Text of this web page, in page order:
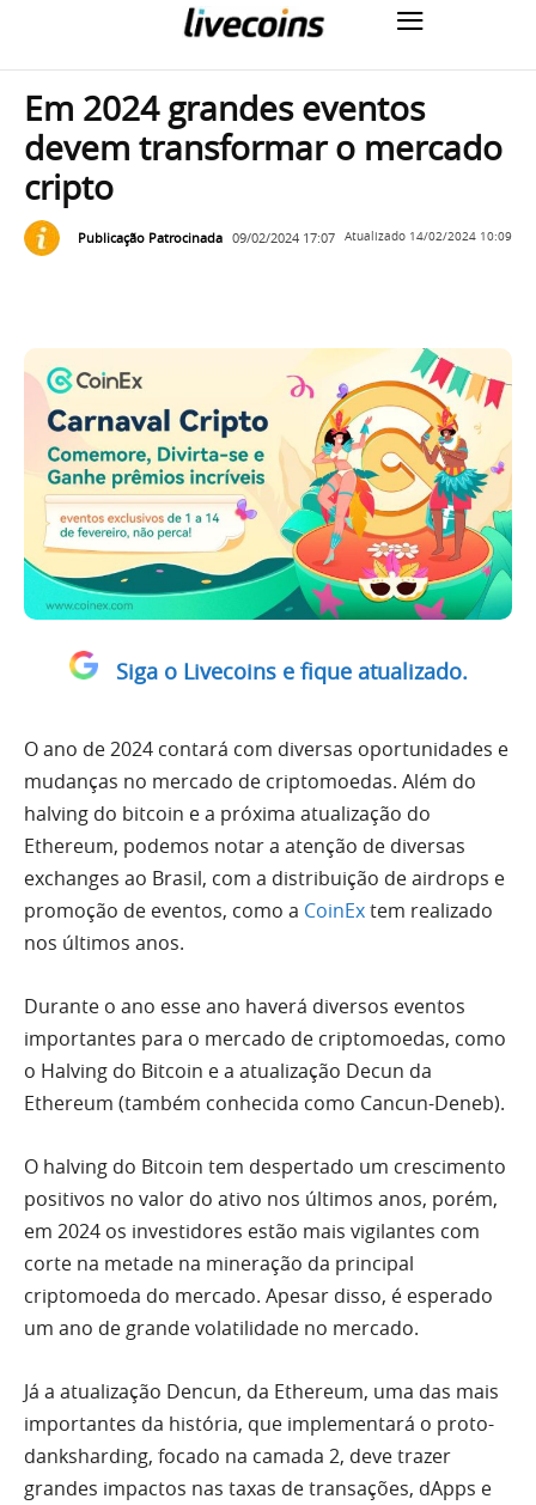
Em 2024 grandes eventos
devem transformar o mercado
cripto
Publicação Patrocinada 09/02/2024 17:07 Atualizado 14/02/2024 10:09
Siga o Livecoins e fique atualizado.
O ano de 2024 contará com diversas oportunidades e
mudanças no mercado de criptomoedas. Além do
halving do bitcoin e a próxima atualização do
Ethereum, podemos notar a atenção de diversas
exchanges ao Brasil, com a distribuição de airdrops e
promoção de eventos, como a CoinExtem realizado
nos últimos anos.
Durante o ano esse ano haverá diversos eventos
importantes para o mercado de criptomoedas, como
o Halving do Bitcoin e a atualização Decun da
Ethereum (também conhecida como Cancun-Deneb).
O halving do Bitcoin tem despertado um crescimento
positivos no valor do ativo nos últimos anos, porém,
em 2024 os investidores estão mais vigilantes com
corte na metade na mineração da principal
criptomoeda do mercado. Apesar disso, é esperado
um ano de grande volatilidade no mercado.
Já a atualização Dencun, da Ethereum, uma das mais
importantes da história, que implementará o proto-
danksharding, focado na camada 2, deve trazer
grandes impactos nas taxas de transações, dApps e